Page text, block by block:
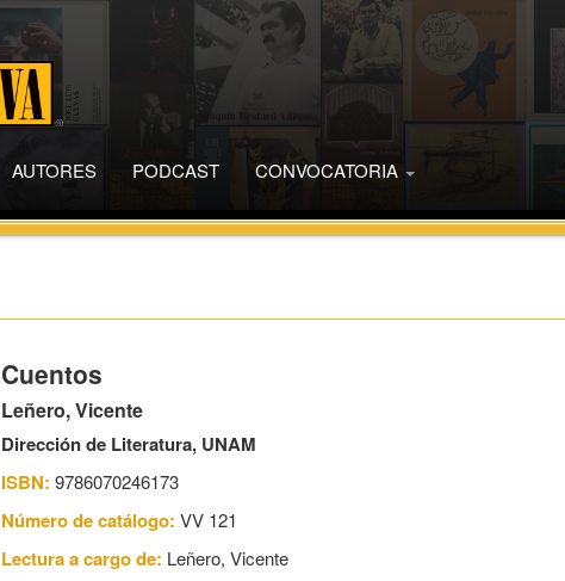
AUTORES PODCAST CONVOCATORIA
Cuentos
Leñero, Vicente
Dirección de Literatura, UNAM
ISBN: 9786070246173
Número de catálogo: VV 121
Lectura a cargo de: Leñero, Vicente